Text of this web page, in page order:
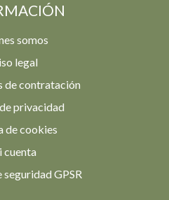
somos
legal
de contratación
privacidad
de cookies
cuenta
GPSR